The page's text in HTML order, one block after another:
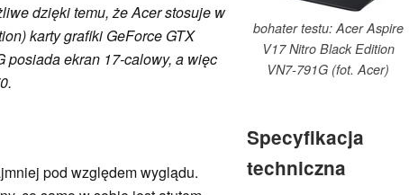
dzięki temu, że Acer stosuje w
karty grafiki GeForce GTX
posiada ekran 17-calowy, a więc
pod względem wyglądu.
bohater testu: Acer Aspire
V17 Nitro Black Edition
VN7-791G (fot. Acer)
Specyfikacja
techniczna